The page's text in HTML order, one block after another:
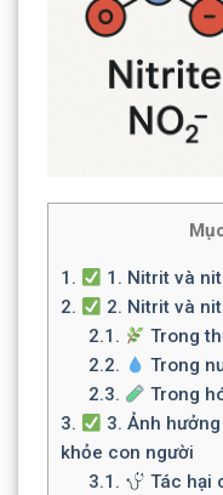
1.
1. Nitrit và
2.
2. Nitrit và
2.1.
Trong
2.2.
Trong
2.3.
Trong
3.
3. Ảnh
khỏe con người
3.1.
Tác hại